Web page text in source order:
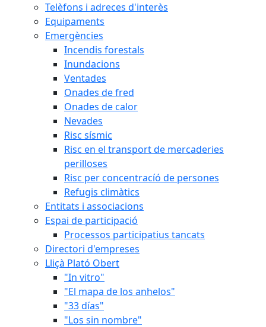
Telèfons i adreces d'interès
Equipaments
Emergències
Incendis forestals
Inundacions
Ventades
Onades de fred
Onades de calor
Nevades
Risc sísmic
Risc en el transport de mercaderies
perilloses
Risc per concentracíó de persones
Refugis climàtics
Entitats i associacions
Espai de participació
Processos participatius tancats
Directori d'empreses
Lliçà Plató Obert
"In vitro"
"El mapa de los anhelos"
"33 días"
"Los sin nombre"